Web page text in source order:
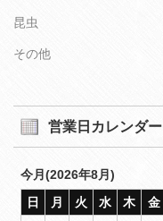
昆虫
その他
営業日カレンダー
今月(2026年8月)
日
月 火 水 木 金